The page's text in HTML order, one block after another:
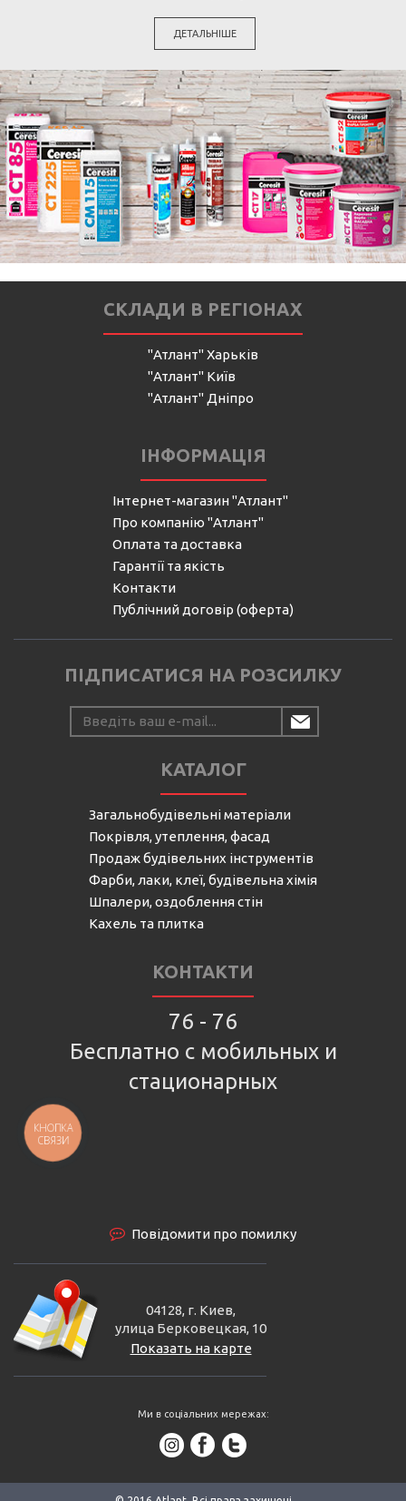
ДЕТАЛЬНІШЕ
СКЛАДИ В РЕГІОНАХ
"Атлант" Харьків
"Атлант" Київ
"Атлант" Дніпро
ІНФОРМАЦІЯ
Інтернет-магазин "Атлант"
Про компанію "Атлант"
Оплата та доставка
Гарантії та якість
Контакти
Публічний договір (оферта)
ПІДПИСАТИСЯ НА РОЗСИЛКУ
КАТАЛОГ
Загальнобудівельні матеріали
Покрівля, утеплення, фасад
Продаж будівельних інструментів
Фарби, лаки, клеї, будівельна хімія
Шпалери, оздоблення стін
Кахель та плитка
КОНТАКТИ
76 - 76
Бесплатно с мобильных и
стационарных
Повідомити про помилку
04128, г. Киев,
улица Берковецкая, 10
Показать на карте
Ми в соціальних мережах:
КНОПКА
СВЯЗИ